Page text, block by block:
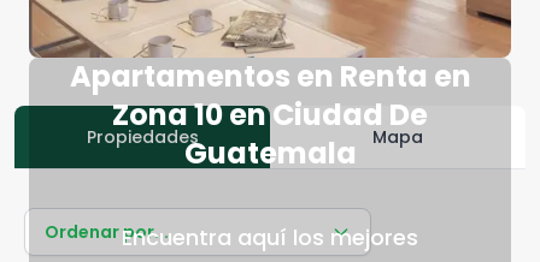
Apartamentos en Renta en
Zona 10 en Ciudad De
Guatemala
Encuentra aquí los mejores
Propiedades Mapa
Ordenar por...